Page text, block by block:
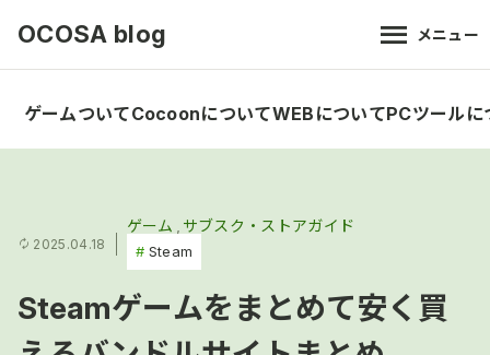
ゲームついてCocoonについてWEBについてPCツールに
2025.04.18
ゲーム サブスク・ストアガイド
Steam
Steamゲームをまとめて安く買
OCOSA blog メニュー